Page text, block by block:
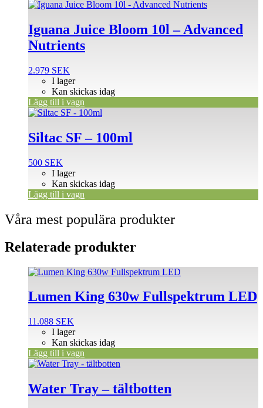
Iguana Juice Bloom 10l – Advanced
Nutrients
2.979 SEK
I lager
Kan skickas idag
Lägg till i vagn
Siltac SF – 100ml
500 SEK
I lager
Kan skickas idag
Lägg till i vagn
Våra mest populära produkter
Relaterade produkter
Lumen King 630w Fullspektrum LED
11.088 SEK
I lager
Kan skickas idag
Lägg till i vagn
Water Tray – tältbotten
Den
produkten
har